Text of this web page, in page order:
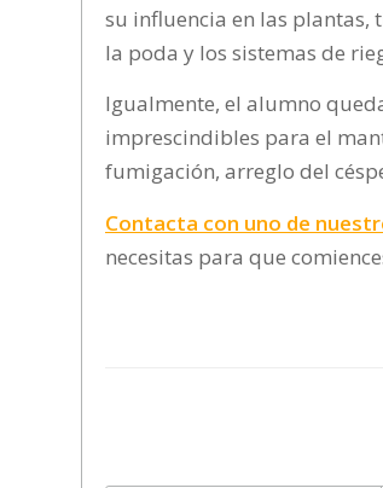
su influencia en las plantas,
la poda y los sistemas de
Igualmente, el alumno
imprescindibles para el
fumigación, arreglo del
Contacta con uno de
necesitas para que